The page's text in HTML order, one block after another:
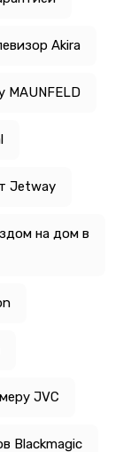
Akira
MAUNFELD
Jetway
на дом в
JVC
Blackmagic